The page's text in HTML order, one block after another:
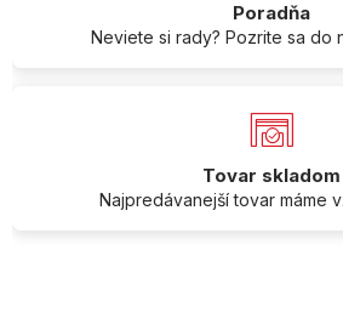
Poradňa
Neviete si rady? Pozrite sa do
Tovar skladom
Najpredávanejší tovar máme